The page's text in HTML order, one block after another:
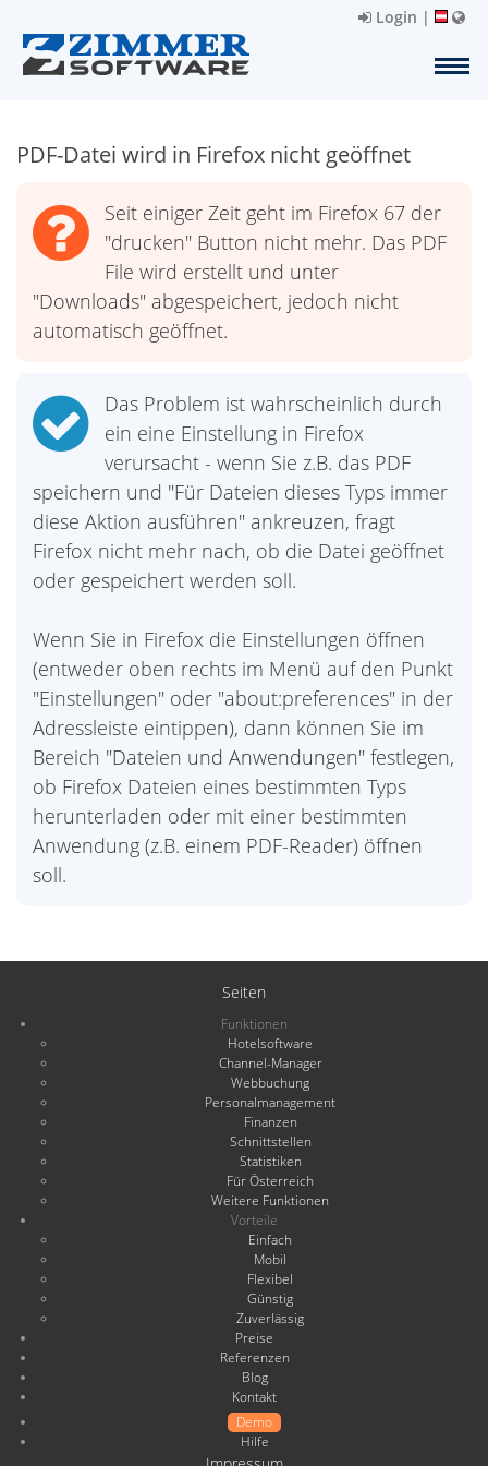
Login |
PDF-Datei wird in Firefox nicht geöffnet
Seit einiger Zeit geht im Firefox 67 der
"drucken" Button nicht mehr. Das PDF
File wird erstellt und unter
"Downloads" abgespeichert, jedoch nicht
automatisch geöffnet.
Das Problem ist wahrscheinlich durch
ein eine Einstellung in Firefox
verursacht - wenn Sie z.B. das PDF
speichern und "Für Dateien dieses Typs immer
diese Aktion ausführen" ankreuzen, fragt
Firefox nicht mehr nach, ob die Datei geöffnet
oder gespeichert werden soll.
Wenn Sie in Firefox die Einstellungen öffnen
(entweder oben rechts im Menü auf den Punkt
"Einstellungen" oder "about:preferences" in der
Adressleiste eintippen), dann können Sie im
Bereich "Dateien und Anwendungen" festlegen,
ob Firefox Dateien eines bestimmten Typs
herunterladen oder mit einer bestimmten
Anwendung (z.B. einem PDF-Reader) öffnen
soll.
Seiten
Funktionen
Hotelsoftware
Channel-Manager
Webbuchung
Personalmanagement
Finanzen
Schnittstellen
Statistiken
Für Österreich
Weitere Funktionen
Vorteile
Einfach
Mobil
Flexibel
Günstig
Zuverlässig
Preise
Referenzen
Blog
Kontakt
Demo
Hilfe